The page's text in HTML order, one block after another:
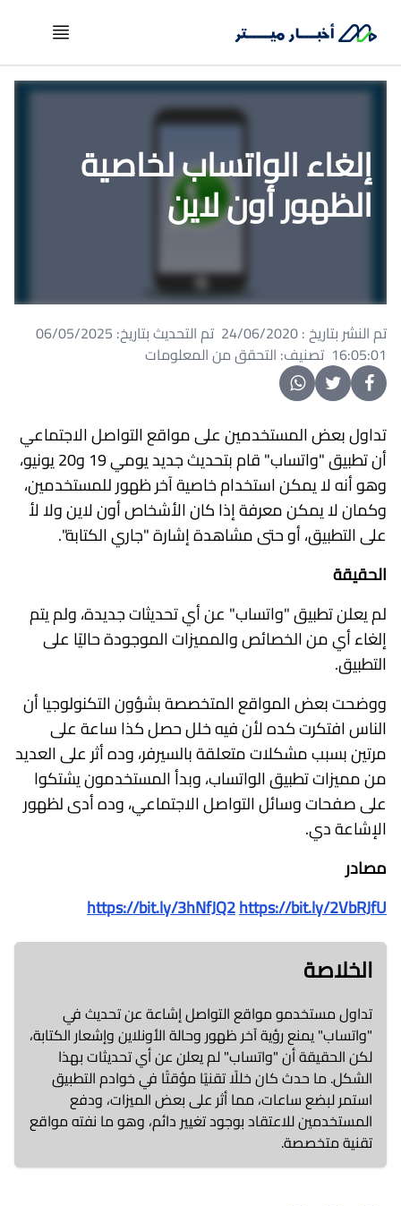
إلغاء الواتساب لخاصية
الظهور أون لاين
تم النشر بتاريخ : 24/06/2020 تم التحديث بتاريخ: 06/05/2025
16:05:01 تصنيف: التحقق من المعلومات
تداول بعض المستخدمين على مواقع التواصل الاجتماعي
أن تطبيق "واتساب" قام بتحديث جديد يومي 19 و20 يونيو،
وهو أنه لا يمكن استخدام خاصية آخر ظهور للمستخدمين،
وكمان لا يمكن معرفة إذا كان الأشخاص أون لاين ولا لأ
على التطبيق، أو حتى مشاهدة إشارة "جاري الكتابة".
الحقيقة
لم يعلن تطبيق "واتساب" عن أي تحديثات جديدة، ولم يتم
إلغاء أي من الخصائص والمميزات الموجودة حاليًا على
التطبيق.
ووضحت بعض المواقع المتخصصة بشؤون التكنولوجيا أن
الناس افتكرت كده لأن فيه خلل حصل كذا ساعة على
مرتين بسبب مشكلات متعلقة بالسيرفر، وده أثر على العديد
من مميزات تطبيق الواتساب، وبدأ المستخدمون يشتكوا
على صفحات وسائل التواصل الاجتماعي، وده أدى لظهور
الإشاعة دي.
مصادر
https://bit.ly/3hNfJQ2https://bit.ly/2VbRJfU
الخلاصة
تداول مستخدمو مواقع التواصل إشاعة عن تحديث في
"واتساب" يمنع رؤية آخر ظهور وحالة الأونلاين وإشعار الكتابة،
لكن الحقيقة أن "واتساب" لم يعلن عن أي تحديثات بهذا
الشكل. ما حدث كان خللًا تقنيًا مؤقتًا في خوادم التطبيق
استمر لبضع ساعات، مما أثر على بعض الميزات، ودفع
المستخدمين للاعتقاد بوجود تغيير دائم، وهو ما نفته مواقع
تقنية متخصصة.